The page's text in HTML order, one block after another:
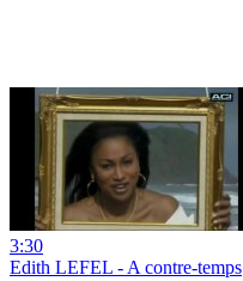
3:30
Edith LEFEL - A contre-temps